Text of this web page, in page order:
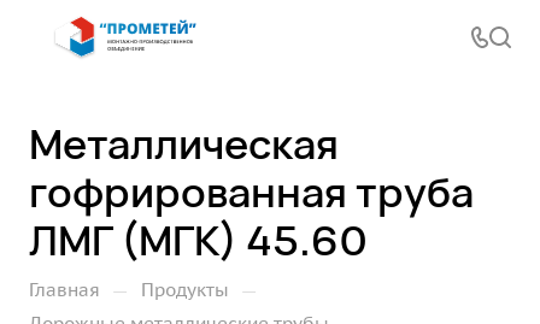
Металлическая
гофрированная труба
ЛМГ (МГК) 45.60
Главная — Продукты —